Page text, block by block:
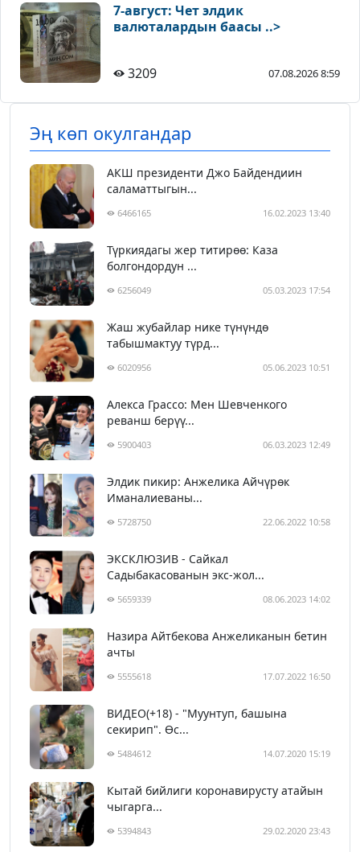
7-август: Чет элдик
валюталардын баасы ..>
3209 07.08.2026 8:59
Эң көп окулгандар
АКШ президенти Джо Байдендиин
саламаттыгын...
6466165 16.02.2023 13:40
Түркиядагы жер титирөө: Каза
болгондордун ...
6256049 05.03.2023 17:54
Жаш жубайлар нике түнүндө
табышмактуу түрд...
6020956 05.06.2023 10:51
Алекса Грассо: Мен Шевченкого
реванш берүү...
5900403 06.03.2023 12:49
Элдик пикир: Анжелика Айчүрөк
Иманалиеваны...
5728750 22.06.2022 10:58
ЭКСКЛЮЗИВ - Сайкал
Садыбакасованын экс-жол...
5659339 08.06.2023 14:02
Назира Айтбекова Анжеликанын бетин
ачты
5555618 17.07.2022 16:50
ВИДЕО(+18) - "Муунтуп, башына
секирип". Өс...
5484612 14.07.2020 15:19
Кытай бийлиги коронавирусту атайын
чыгарга...
5394843 29.02.2020 23:43